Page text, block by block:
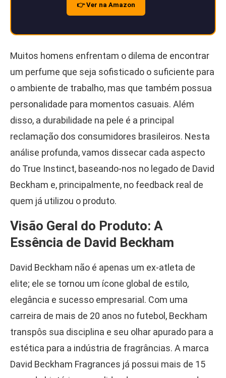
👉 Ver na Amazon
Muitos homens enfrentam o dilema de encontrar
um perfume que seja sofisticado o suficiente para
o ambiente de trabalho, mas que também possua
personalidade para momentos casuais. Além
disso, a durabilidade na pele é a principal
reclamação dos consumidores brasileiros. Nesta
análise profunda, vamos dissecar cada aspecto
do True Instinct, baseando-nos no legado de David
Beckham e, principalmente, no feedback real de
quem já utilizou o produto.
Visão Geral do Produto: A
Essência de David Beckham
David Beckham não é apenas um ex-atleta de
elite; ele se tornou um ícone global de estilo,
elegância e sucesso empresarial. Com uma
carreira de mais de 20 anos no futebol, Beckham
transpôs sua disciplina e seu olhar apurado para a
estética para a indústria de fragrâncias. A marca
David Beckham Fragrances já possui mais de 15